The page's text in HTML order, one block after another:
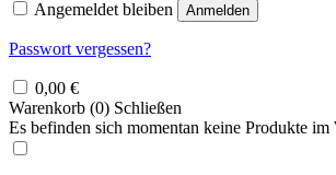
Angemeldet bleiben Anmelden
Passwort vergessen?
0,00 €
Warenkorb (0) Schließen
Es befinden sich momentan keine Produkte im